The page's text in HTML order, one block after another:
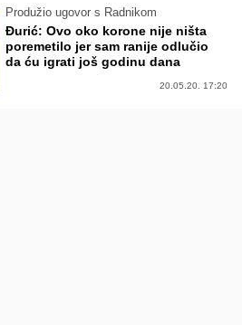
Produžio ugovor s Radnikom
Đurić: Ovo oko korone nije ništa
poremetilo jer sam ranije odlučio
da ću igrati još godinu dana
20.05.20. 17:20